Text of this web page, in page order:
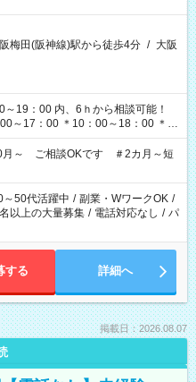
梅田(阪神線)駅から徒歩4分 / 大阪
19：00 内、6ｈから相談可能！
～17：00 ＊10：00～18：00 ＊
19：00 ＊13：00～19：00
月～ ご相談OKです ＃2カ月～短
～50代活躍中 / 副業・WワークOK /
以上の大量募集 / 電話対応なし / パ
する 詳細へ
掲載日：2026.08.07